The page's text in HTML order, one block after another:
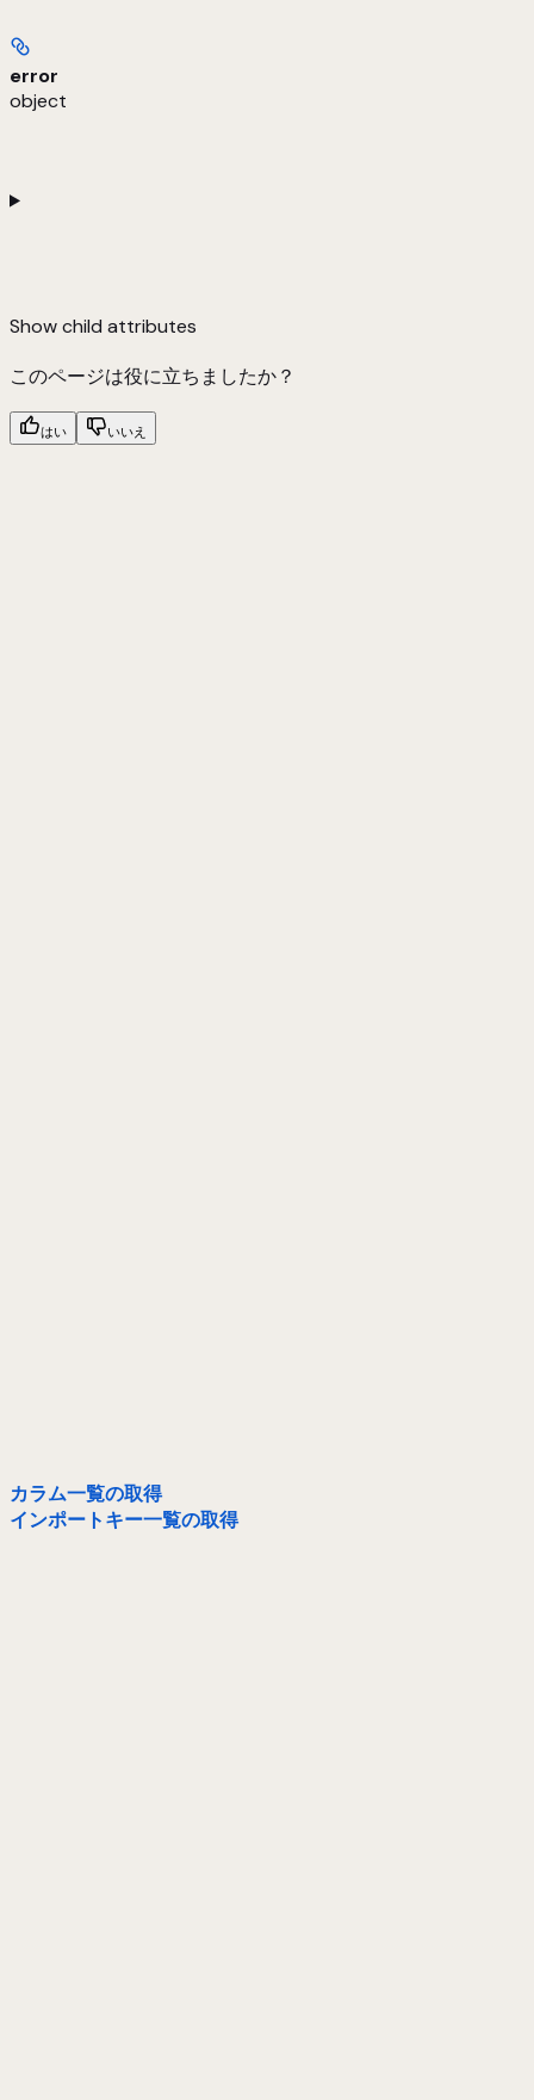
error
object
Showchild attributes
このページは役に立ちましたか？
はい いいえ
カラム一覧の取得
インポートキー一覧の取得